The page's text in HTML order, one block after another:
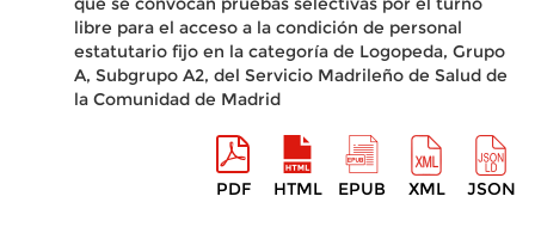
libre para el acceso a la condición de personal
estatutario fijo en la categoría de Logopeda, Grupo
A, Subgrupo A2, del Servicio Madrileño de Salud de
la Comunidad de Madrid
PDF HTML EPUB XML JSON